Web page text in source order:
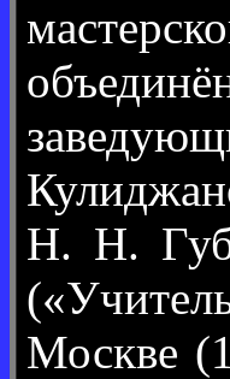
Н. Н.
Москве